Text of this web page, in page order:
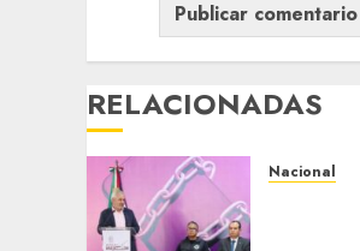
RELACIONADAS
Nacional